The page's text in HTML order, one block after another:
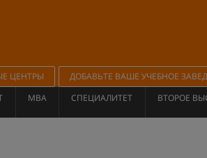
ЦЕНТРЫ
ДОБАВЬТЕ ВАШЕ УЧЕБНОЕ
MBA СПЕЦИАЛИТЕТ ВТОРОЕ